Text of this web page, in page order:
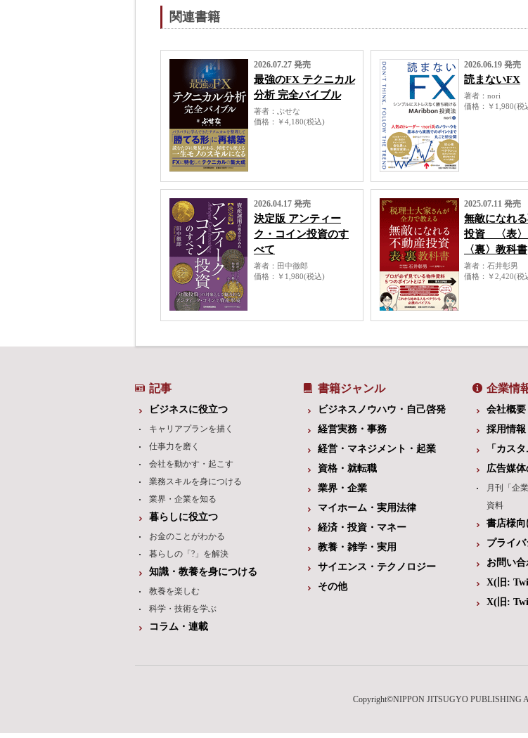
関連書籍
2026.07.27 発売
最強のFX テクニカル
分析 完全バイブル
著者
ぶせな
価格
￥4,180(税込)
2026.06.19 発売
読まないFX
著者
nori
価格
￥1,980(税
2026.04.17 発売
決定版 アンティー
ク・コイン投資のす
べて
著者
田中徹郎
価格
￥1,980(税込)
2025.07.11 発売
無敵になれ
投資 〈表〉
〈裏〉教科書
著者
石井彰男
価格
￥2,420(税
記事
ビジネスに役立つ
キャリアプランを描く
仕事力を磨く
会社を動かす・起こす
業務スキルを身につける
業界・企業を知る
暮らしに役立つ
お金のことがわかる
暮らしの「?」を解決
知識・教養を身につける
教養を楽しむ
科学・技術を学ぶ
コラム・連載
書籍ジャンル
ビジネスノウハウ・自己啓発
経営実務・事務
経営・マネジメント・起業
資格・就転職
業界・企業
マイホーム・実用法律
経済・投資・マネー
教養・雑学・実用
サイエンス・テクノロジー
その他
企業情
会社概要
採用情報
「カス
広告媒
月刊「企
資料
書店様向
プライ
お問い
X(旧:
X(旧:
Copyright©NIPPON JITSUGYO PUBLISHING